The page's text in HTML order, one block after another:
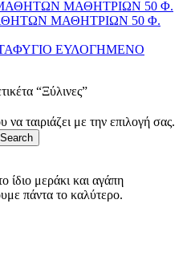
ΜΑΘΗΤΡΙΩΝ 50 Φ.
ΕΥΛΟΓΗΜΕΝΟ
“Ξύλινες”
ταιριάζει με την επιλογή σας.
Search
ίδιο μεράκι και αγάπη
πάντα το καλύτερο.